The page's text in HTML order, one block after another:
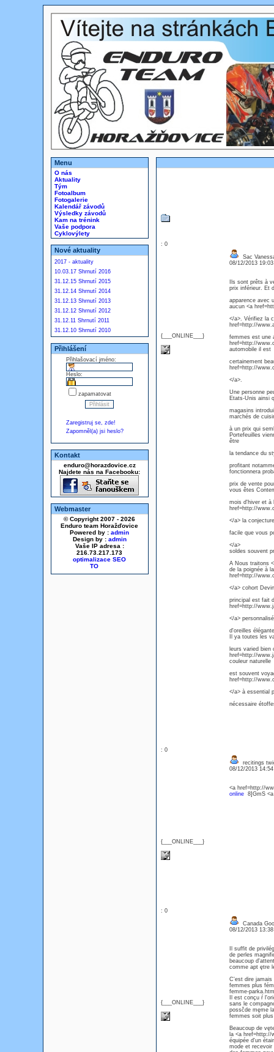
Menu
O nás
Aktuality
Tým
Fotoalbum
Fotogalerie
Kalendář závodů
Výsledky závodů
Kam na trénink
Vaše podpora
Cyklovýlety
Nové aktuality
2017 - aktuality
10.03.17 Shrnutí 2016
31.12.15 Shrnutí 2015
31.12.14 Shrnutí 2014
31.12.13 Shrnutí 2013
31.12.12 Shrnutí 2012
31.12.11 Shrnutí 2011
31.12.10 Shrnutí 2010
Přihlášení
Přihlašovací jméno:
Heslo:
zapamatovat
Zaregistruj se, zde!
Zapomněl(a) jsi heslo?
Kontakt
enduro@horazdovice.cz
Najdete nás na Facebooku:
Webmaster
© Copyright 2007 - 2026
Enduro team Horažďovice
Powered by : admin
Design by : admin
Vaše IP adresa :
216.73.217.173
optimalizace SEO
: 0
{___ONLINE___}
Sac
08/12/2013
Ils sont prêts à
prix inférieur. Et
apparence avec
aucun <a
</a>. Vérifiez la
href=http://
femmes est une
href=http://
automobile il est
certainement
href=http://
</a>.
Une personne
Etats-Unis ainsi
magasins
marchés de
à un prix qui
Portefeuilles
être
la tendance du
profitant
fonctionnera
prix de vente
vous êtes
mois d'hiver et à
href=http://
</a> la
facile que vous
</a>
soldes souvent
A Nous traitons
de la poignée à
href=http://
</a> cohort
principal est fait
href=http://
</a>
d'oreilles
Il ya toutes les
leurs varied
href=http://
couleur naturelle
est souvent
href=http://
</a> à essential
nécessaire
: 0
{___ONLINE___}
recitings
08/12/2013
<a href=http://
online8]GmS <a
: 0
{___ONLINE___}
Canada
08/12/2013
Il suffit de
de perles
beaucoup
comme apt ętre
C'est dire jamais
femmes plus
femme-
Il est conçu ŕ
sans le
possčde męme
femmes soit
Beaucoup de
la <a href=http://
équipée d'un
mode et recevoir